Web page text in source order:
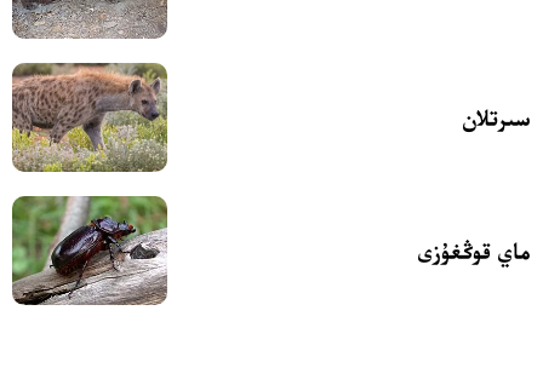
سىرتلان
ماي قوڭغۇزى